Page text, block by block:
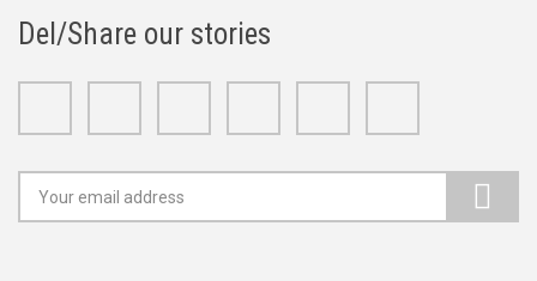
Del/Share our stories